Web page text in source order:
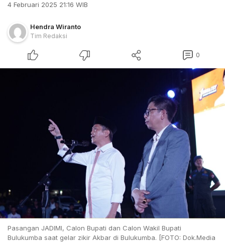
4 Februari 2025 21:16 WIB
Hendra Wiranto
Tim Redaksi
0
Pasangan JADIMI, Calon Bupati dan Calon Wakil Bupati
Bulukumba saat gelar zikir Akbar di Bulukumba. [FOTO: Dok.Media